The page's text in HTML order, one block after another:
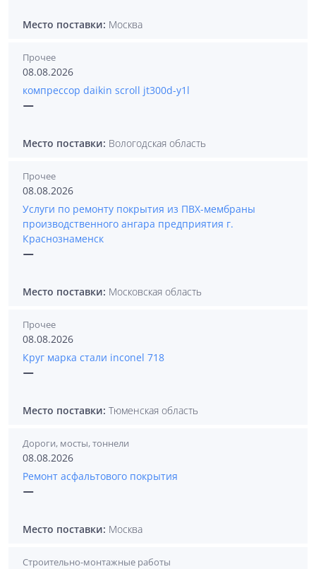
Место поставки: Москва
Прочее
08.08.2026
компрессор daikin scroll jt300d-y1l
—
Место поставки: Вологодская область
Прочее
08.08.2026
Услуги по ремонту покрытия из ПВХ-мембраны
производственного ангара предприятия г.
Краснознаменск
—
Место поставки: Московская область
Прочее
08.08.2026
Круг марка стали inconel 718
—
Место поставки: Тюменская область
Дороги, мосты, тоннели
08.08.2026
Ремонт асфальтового покрытия
—
Место поставки: Москва
Строительно-монтажные работы